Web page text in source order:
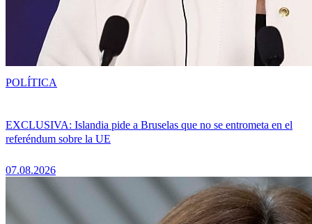
EXCLUSIVA: Islandia pide a Bruselas que no se entrometa en el
referéndum sobre la UE
07.08.2026
POLÍTICA